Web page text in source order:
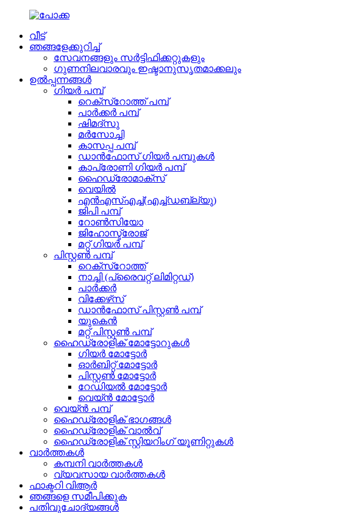
വീട്
ഞങ്ങളേക്കുറിച്ച്
സേവനങ്ങളും സർട്ടിഫിക്കറ്റുകളും
ഗുണനിലവാരവും ഇഷ്ടാനുസൃതമാക്കലും
ഉൽപ്പന്നങ്ങൾ
ഗിയർ പമ്പ്
റെക്സ്‌റോത്ത് പമ്പ്
പാർക്കർ പമ്പ്
ഷിമദ്സു
മർസോച്ചി
കാസപ്പ പമ്പ്
ഡാൻഫോസ് ഗിയർ പമ്പുകൾ
കാപ്രോണി ഗിയർ പമ്പ്
ഹൈഡ്രോമാക്സ്
വെയിൽ
എൻ‌എസ്‌എച്ച്(എച്ച്ഡബ്ല്യു)
ജിപി പമ്പ്
റോൺസിയോ
ജിഹോസ്ട്രോജ്
മറ്റ് ഗിയർ പമ്പ്
പിസ്റ്റൺ പമ്പ്
റെക്സ്റോത്ത്
നാച്ചി (പ്രൈവറ്റ് ലിമിറ്റഡ്)
പാർക്കർ
വിക്കേഴ്‌സ്
ഡാൻഫോസ് പിസ്റ്റൺ പമ്പ്
യുകെൻ
മറ്റ് പിസ്റ്റൺ പമ്പ്
ഹൈഡ്രോളിക് മോട്ടോറുകൾ
ഗിയർ മോട്ടോർ
ഓർബിറ്റ് മോട്ടോർ
പിസ്റ്റൺ മോട്ടോർ
റേഡിയൽ മോട്ടോർ
വെയ്ൻ മോട്ടോർ
വെയ്ൻ പമ്പ്
ഹൈഡ്രോളിക് ഭാഗങ്ങൾ
ഹൈഡ്രോളിക് വാൽവ്
ഹൈഡ്രോളിക് സ്റ്റിയറിംഗ് യൂണിറ്റുകൾ
വാർത്തകൾ
കമ്പനി വാർത്തകൾ
വ്യവസായ വാർത്തകൾ
ഫാക്ടറി വിആർ
ഞങ്ങളെ സമീപിക്കുക
പതിവുചോദ്യങ്ങൾ